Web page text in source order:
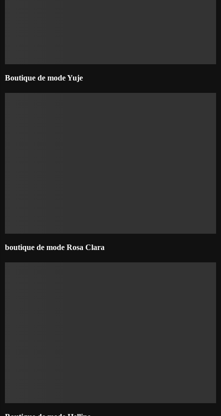
Boutique de mode Yuje
boutique de mode Rosa Clara